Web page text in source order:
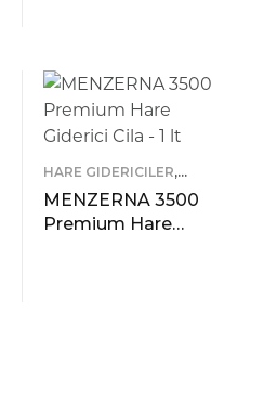
HARE GIDERICILER,
MENZERNA 3500
Premium Hare